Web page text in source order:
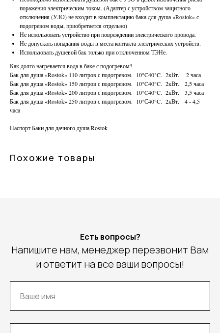
поражения электрическим током. (Адаптер с устройством защитного
отключения (УЗО) не входит в комплектацию бака для душа «Rostok» с
подогревом воды, приобретается отдельно)
Не использовать устройство при повреждении электрического провода.
Не допускать попадания воды в места контакта электрических устройств.
Использовать душевой бак только при отключенном ТЭНе.
Как долго нагревается вода в баке с подогревом?
Бак для душа «Rostok» 110 литров с подогревом. 10°C40°C. 2кВт. 2 часа
Бак для душа «Rostok» 150 литров с подогревом. 10°C40°C. 2кВт. 2,5 часа
Бак для душа «Rostok» 200 литров с подогревом. 10°C40°C. 2кВт. 3,5 часа
Бак для душа «Rostok» 250 литров с подогревом. 10°С40°C. 2кВт. 4 - 4,5
часа
Паспорт Баки для дачного душа Rostok
Похожие товары
Есть вопросы?
Напишите нам, менеджер перезвонит Вам
и ответит на все ваши вопросы!